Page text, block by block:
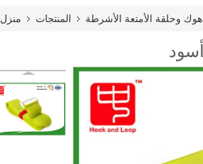
منزل المنتجات هوك وحلقة الأمتعة الأشرطة